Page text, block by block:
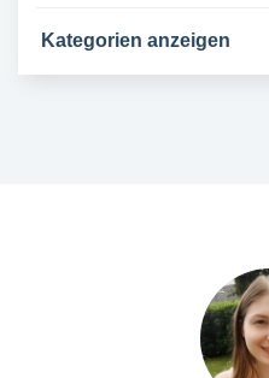
Kategorien anzeigen